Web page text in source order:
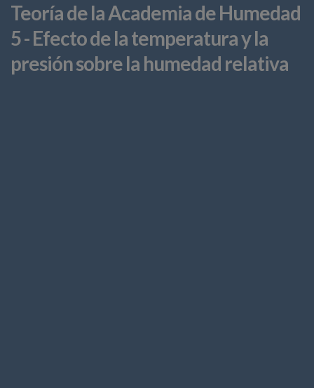
Teoría de la Academia de Humedad
5 - Efecto de la temperatura y la
presión sobre la humedad relativa